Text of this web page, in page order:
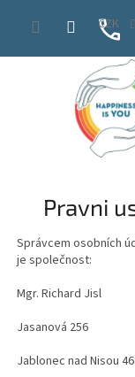
CZK
Pravni
Správcem osobních
je společnost:
Mgr. Richard Jisl
Jasanová 256
Jablonec nad Nisou